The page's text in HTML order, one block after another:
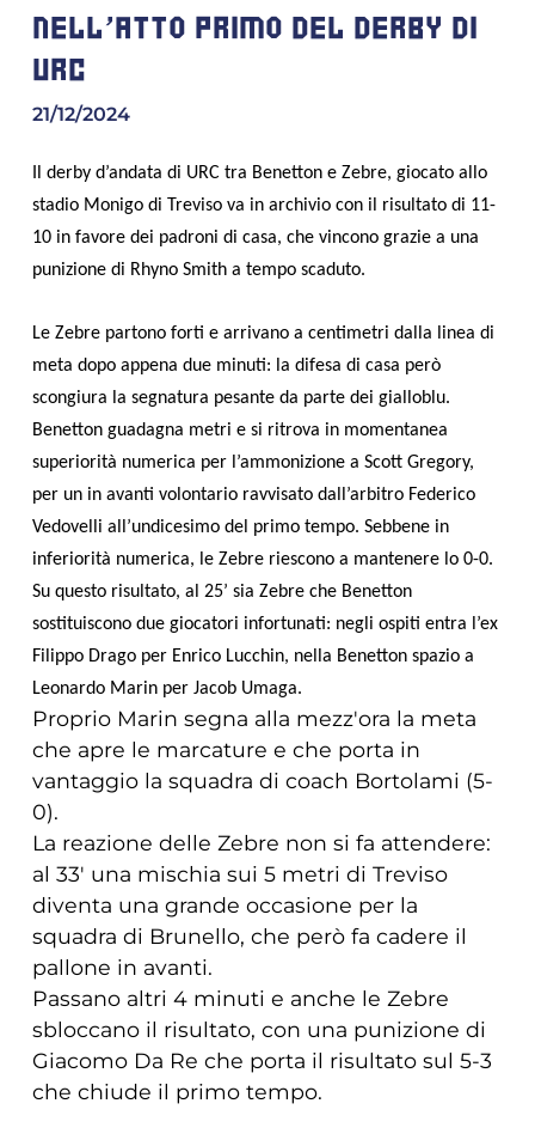
NELL'ATTO PRIMO DEL DERBY DI
URC
21/12/2024
Il derby d’andata di URC tra Benetton e Zebre, giocato allo
stadio Monigo di Treviso va in archivio con il risultato di 11-
10 in favore dei padroni di casa, che vincono grazie a una
punizione di Rhyno Smith a tempo scaduto.
Le Zebre partono forti e arrivano a centimetri dalla linea di
meta dopo appena due minuti: la difesa di casa però
scongiura la segnatura pesante da parte dei gialloblu.
Benetton guadagna metri e si ritrova in momentanea
superiorità numerica per l’ammonizione a Scott Gregory,
per un in avanti volontario ravvisato dall’arbitro Federico
Vedovelli all’undicesimo del primo tempo. Sebbene in
inferiorità numerica, le Zebre riescono a mantenere lo 0-0.
Su questo risultato, al 25’ sia Zebre che Benetton
sostituiscono due giocatori infortunati: negli ospiti entra l’ex
Filippo Drago per Enrico Lucchin, nella Benetton spazio a
Leonardo Marin per Jacob Umaga.
Proprio Marin segna alla mezz'ora la meta
che apre le marcature e che porta in
vantaggio la squadra di coach Bortolami (5-
0).
La reazione delle Zebre non si fa attendere:
al 33' una mischia sui 5 metri di Treviso
diventa una grande occasione per la
squadra di Brunello, che però fa cadere il
pallone in avanti.
Passano altri 4 minuti e anche le Zebre
sbloccano il risultato, con una punizione di
Giacomo Da Re che porta il risultato sul 5-3
che chiude il primo tempo.